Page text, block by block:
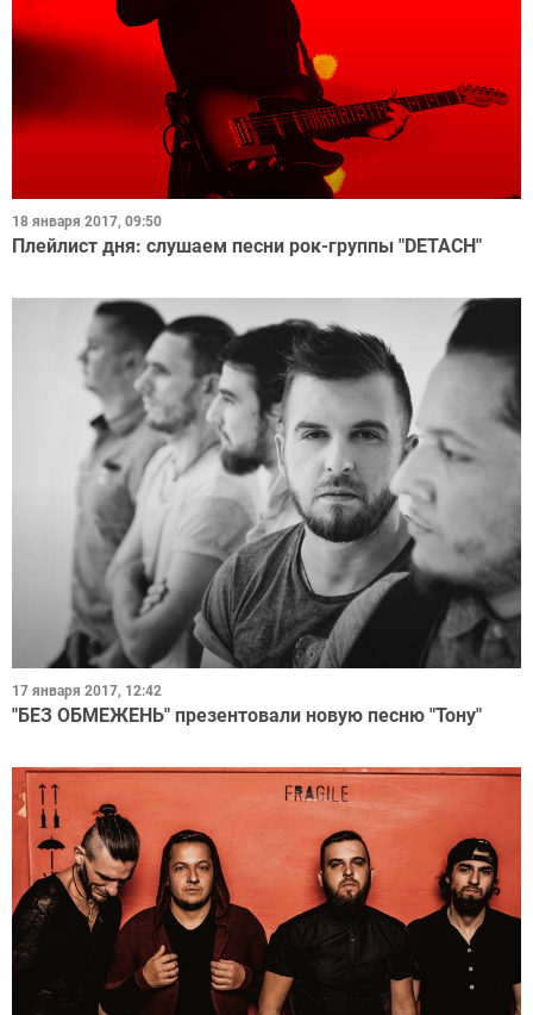
18 января 2017, 09:50
Плейлист дня: слушаем песни рок-группы "DETACH"
17 января 2017, 12:42
"БЕЗ ОБМЕЖЕНЬ" презентовали новую песню "Тону"